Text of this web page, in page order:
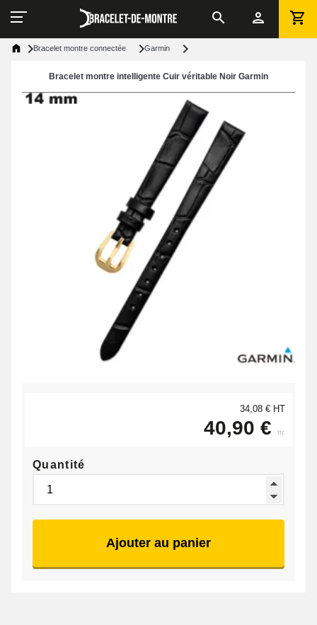
Bracelet montre connectée Garmin
Bracelet montre intelligente Cuir véritable Noir Garmin
34,08 € HT
40,90 € ttc
Quantité
Ajouter au panier